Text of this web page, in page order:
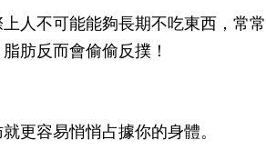
人不可能能夠長期不吃東西，常常
肪反而會偷偷反撲！
更容易悄悄占據你的身體。